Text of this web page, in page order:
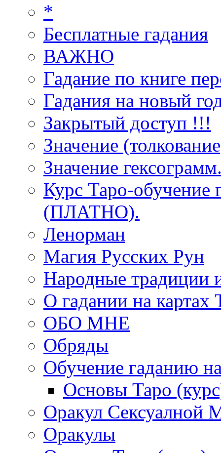
*
Бесплатные гадания
ВАЖНО
Гадание по книге
Гадания на новый
Закрытый доступ !!!
Значение
Значение
Курс Таро-обучение
(ПЛАТНО).
Ленорман
Магия Русских Рун
Народные традиции
О гадании на картах
ОБО МНЕ
Обряды
Обучение гаданию
Основы Таро
Оракул Сексуалной
Оракулы